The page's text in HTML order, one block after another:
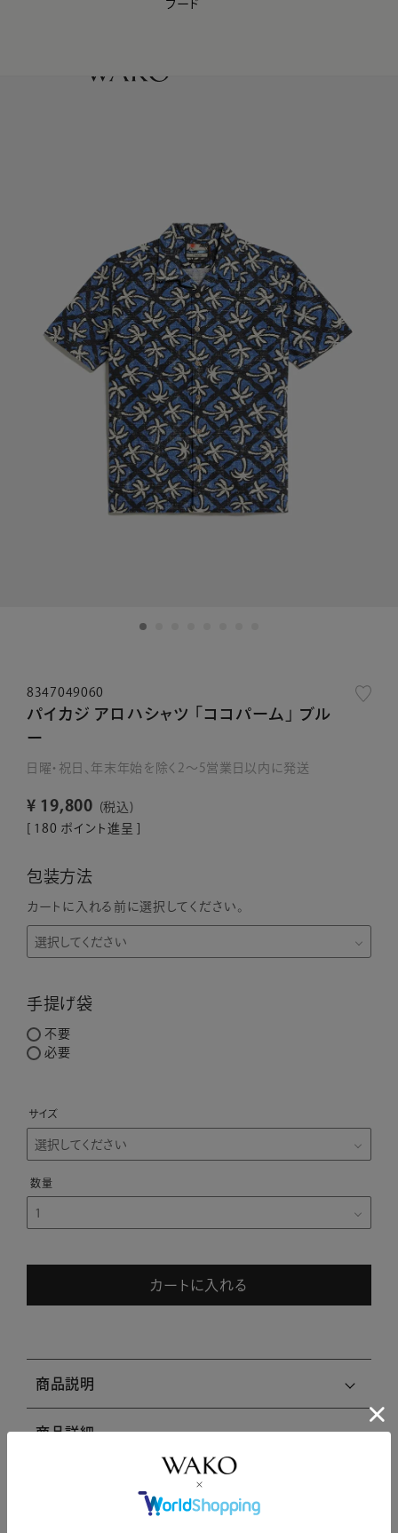
【会員様限定】夏のプレゼントキャンペーン開催中
フード
8347049060
パイカジ アロハシャツ 「ココパーム」 ブル
ー
日曜・祝日、年末年始を除く2～5営業日以内に発送
¥ 19,800
税込
180 ポイント進呈 ]
包装方法
カートに入れる前に選択してください。
手提げ袋
不要
必要
サイズ
カートに入れる
商品説明
商品詳細
注意事項・キャンセル・返品